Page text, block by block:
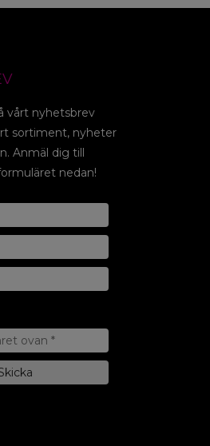
vårt nyhetsbrev
sortiment, nyheter
Anmäl dig till
nedan!